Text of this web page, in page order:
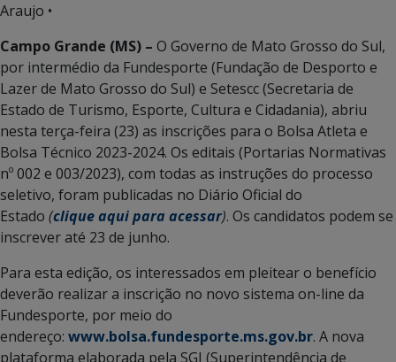
Araujo •
Campo Grande (MS) – O Governo de Mato Grosso do Sul,
por intermédio da Fundesporte (Fundação de Desporto e
Lazer de Mato Grosso do Sul) e Setescc (Secretaria de
Estado de Turismo, Esporte, Cultura e Cidadania), abriu
nesta terça-feira (23) as inscrições para o Bolsa Atleta e
Bolsa Técnico 2023-2024. Os editais (Portarias Normativas
nº 002 e 003/2023), com todas as instruções do processo
seletivo, foram publicadas no Diário Oficial do
Estado (clique aqui para acessar). Os candidatos podem se
inscrever até 23 de junho.
Para esta edição, os interessados em pleitear o benefício
deverão realizar a inscrição no novo sistema on-line da
Fundesporte, por meio do
endereço: www.bolsa.fundesporte.ms.gov.br. A nova
plataforma elaborada pela SGI (Superintendência de